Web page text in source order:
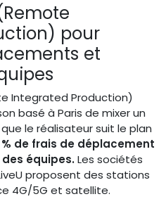
pour
et
Integrated Production)
basé à Paris de mixer un
le réalisateur suit le plan
% de frais de déplacement
équipes.Les sociétés
proposent des stations
4G/5G et satellite.